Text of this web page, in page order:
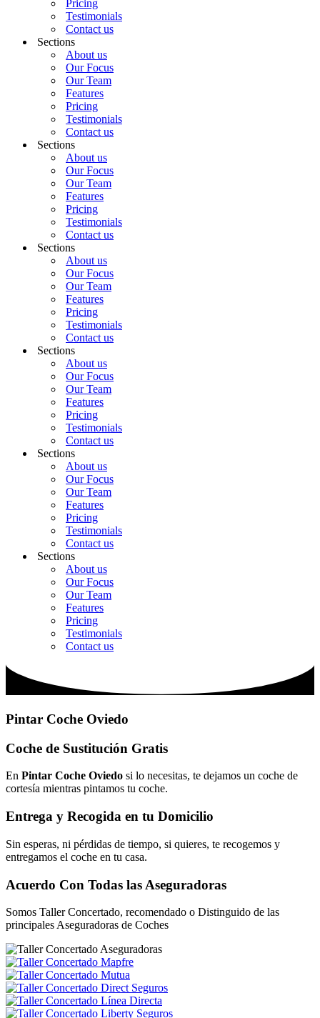
Pricing
Testimonials
Contact us
Sections
About us
Our Focus
Our Team
Features
Pricing
Testimonials
Contact us
Sections
About us
Our Focus
Our Team
Features
Pricing
Testimonials
Contact us
Sections
About us
Our Focus
Our Team
Features
Pricing
Testimonials
Contact us
Sections
About us
Our Focus
Our Team
Features
Pricing
Testimonials
Contact us
Sections
About us
Our Focus
Our Team
Features
Pricing
Testimonials
Contact us
Sections
About us
Our Focus
Our Team
Features
Pricing
Testimonials
Contact us
Pintar Coche Oviedo
Coche de Sustitución Gratis
En Pintar Coche Oviedo si lo necesitas, te dejamos un coche de
cortesía mientras pintamos tu coche.
Entrega y Recogida en tu Domicilio
Sin esperas, ni pérdidas de tiempo, si quieres, te recogemos y
entregamos el coche en tu casa.
Acuerdo Con Todas las Aseguradoras
Somos Taller Concertado, recomendado o Distinguido de las
principales Aseguradoras de Coches